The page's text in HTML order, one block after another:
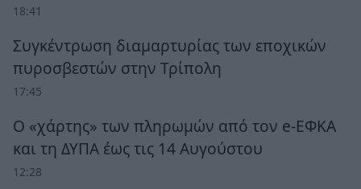
18:41
Συγκέντρωση διαμαρτυρίας των εποχικών
πυροσβεστών στην Τρίπολη
17:45
Ο «χάρτης» των πληρωμών από τον e-ΕΦΚΑ
και τη ΔΥΠΑ έως τις 14 Αυγούστου
12:28